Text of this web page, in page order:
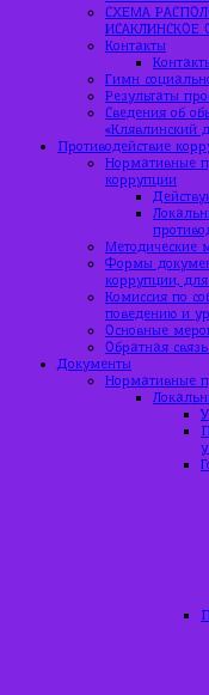
СХЕМА
ИСАКЛИНСКОЕ
Контакты
Гимн
Результаты
Сведения об
«Клявлинский
Противодействие
Нормативные
коррупции
Методические
Формы
коррупции,
Комиссия по
поведению и
Основные
Обратная
Документы
Нормативные